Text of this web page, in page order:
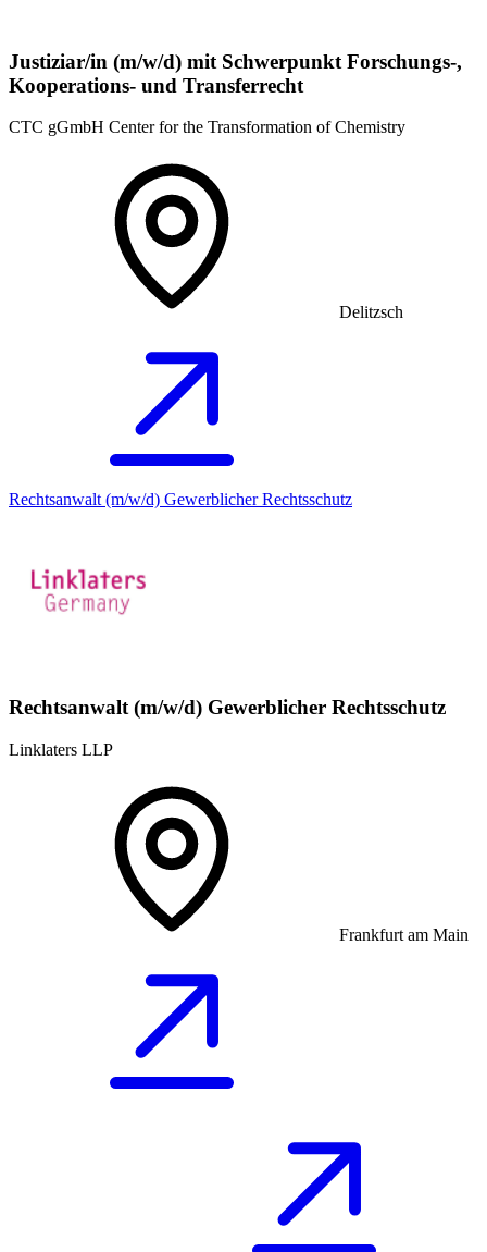
Justiziar/in (m/w/d) mit Schwerpunkt Forschungs-,
Kooperations- und Transferrecht
CTC gGmbH Center for the Transformation of Chemistry
Delitzsch
Rechtsanwalt (m/w/d) Gewerblicher Rechtsschutz
Rechtsanwalt (m/w/d) Gewerblicher Rechtsschutz
Linklaters LLP
Frankfurt am Main